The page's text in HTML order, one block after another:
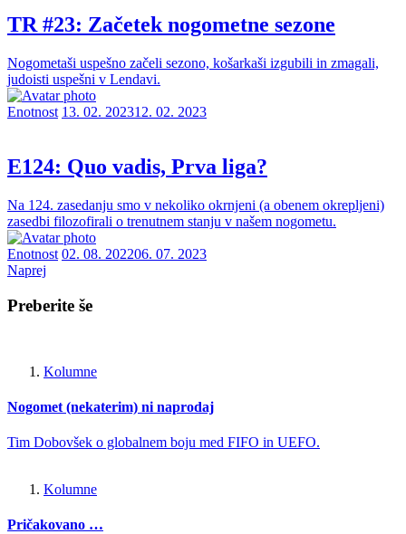
TR #23: Začetek nogometne sezone
Nogometaši uspešno začeli sezono, košarkaši izgubili in zmagali,
judoisti uspešni v Lendavi.
Enotnost 13. 02. 202312. 02. 2023
E124: Quo vadis, Prva liga?
Na 124. zasedanju smo v nekoliko okrnjeni (a obenem okrepljeni)
zasedbi filozofirali o trenutnem stanju v našem nogometu.
Enotnost 02. 08. 202206. 07. 2023
Naprej
Preberite še
Kolumne
Nogomet (nekaterim) ni naprodaj
Tim Dobovšek o globalnem boju med FIFO in UEFO.
Kolumne
Pričakovano …